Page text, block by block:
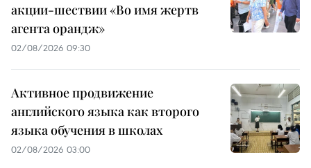
акции-шествии «Во имя жертв
агента орандж»
02/08/2026 09:30
Активное продвижение
английского языка как второго
языка обучения в школах
02/08/2026 03:00